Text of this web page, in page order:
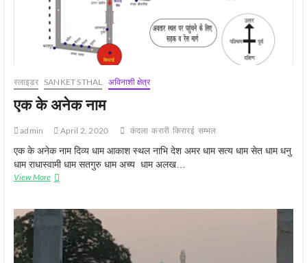
स्‍लाइडर SANKET STHAL अविनाशी क्षेत्र
एक के अनेक नाम
admin April 2, 2020 कंदला करारी किरारई सम्‍भल
एक के अनेक नाम दिव्य धाम आकाश स्थल नाभि देश अमर धाम सत्य धाम सेत धाम धनु
धाम राधास्वामी धाम सतगुरु धाम अच्य धाम अलख…
View Moreएक
नाम